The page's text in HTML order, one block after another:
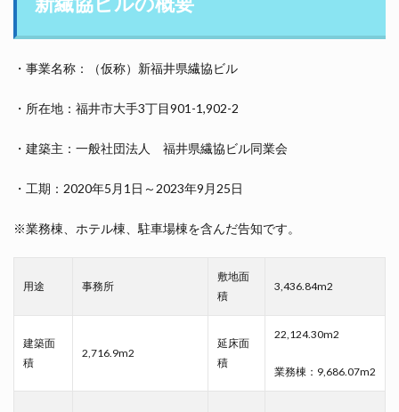
・事業名称：（仮称）新福井県繊協ビル
・所在地：福井市大手3丁目901-1,902-2
・建築主：一般社団法人 福井県繊協ビル同業会
・工期：2020年5月1日～2023年9月25日
※業務棟、ホテル棟、駐車場棟を含んだ告知です。
用途 事務所
敷地面
積
3,436.84m2
建築面
積
2,716.9m2
延床面
積
22,124.30m2
業務棟：9,686.07m2